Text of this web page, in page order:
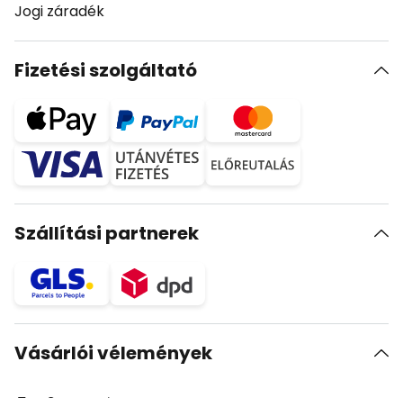
Jogi záradék
Fizetési szolgáltató
Szállítási partnerek
Vásárlói vélemények